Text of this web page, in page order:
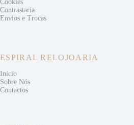
Cookies
Contrastaria
Envios e Trocas
ESPIRAL RELOJOARIA
Início
Sobre Nós
Contactos